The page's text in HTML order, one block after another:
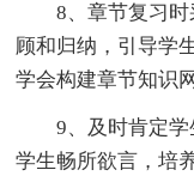
8、章节复习
顾和归纳，引导学
学会构建章节知识
9、及时肯定
学生畅所欲言，培